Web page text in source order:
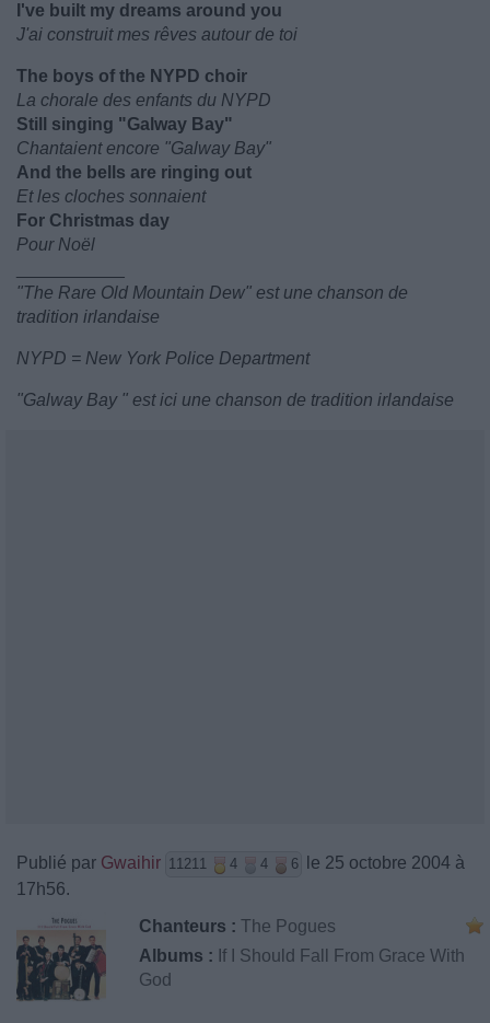
I've built my dreams around you
J'ai construit mes rêves autour de toi
The boys of the NYPD choir
La chorale des enfants du NYPD
Still singing "Galway Bay"
Chantaient encore "Galway Bay"
And the bells are ringing out
Et les cloches sonnaient
For Christmas day
Pour Noël
"The Rare Old Mountain Dew" est une chanson de
tradition irlandaise
NYPD = New York Police Department
"Galway Bay " est ici une chanson de tradition irlandaise
Publié par Gwaihir 11211 4 4 6
le 25 octobre 2004 à
17h56.
Chanteurs : The Pogues
Albums : If I Should Fall From Grace With
God